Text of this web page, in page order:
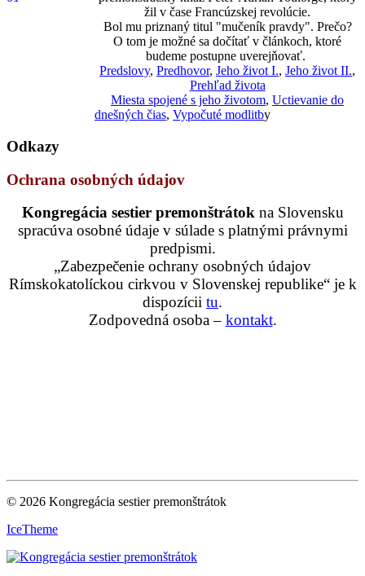
žil v čase Francúzskej revolúcie.
Bol mu priznaný titul "mučeník pravdy". Prečo?
O tom je možné sa dočítať v článkoch, ktoré
budeme postupne uverejňovať.
Predslovy, Predhovor, Jeho život I., Jeho život II.,
Prehľad života
Miesta spojené s jeho životom, Uctievanie do
dnešných čias, Vypočuté modlitby
Odkazy
Ochrana osobných údajov
Kongregácia sestier premonštrátok na Slovensku
spracúva osobné údaje v súlade s platnými právnymi
predpismi.
„Zabezpečenie ochrany osobných údajov
Rímskokatolíckou cirkvou v Slovenskej republike“ je k
dispozícii tu.
Zodpovedná osoba – kontakt.
© 2026 Kongregácia sestier premonštrátok
IceTheme